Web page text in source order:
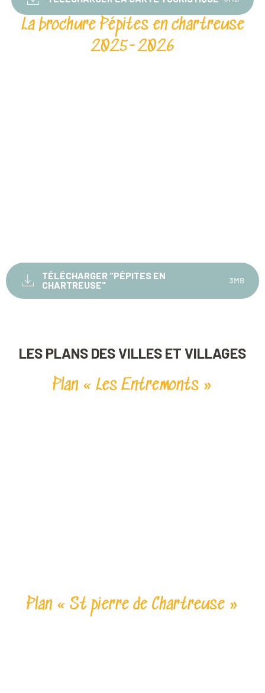
La brochure Pépites en chartreuse
2025-2026
TÉLÉCHARGER "PÉPITES EN
CHARTREUSE"
3MB
LES PLANS DES VILLES ET VILLAGES
Plan « Les Entremonts »
Plan « St pierre de Chartreuse »